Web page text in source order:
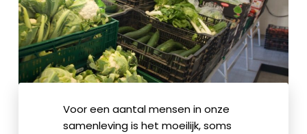
anbi status
Voor een aantal mensen in onze
samenleving is het moeilijk, soms